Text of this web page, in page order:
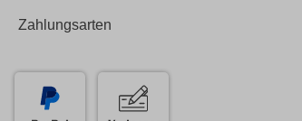
Zahlungsarten